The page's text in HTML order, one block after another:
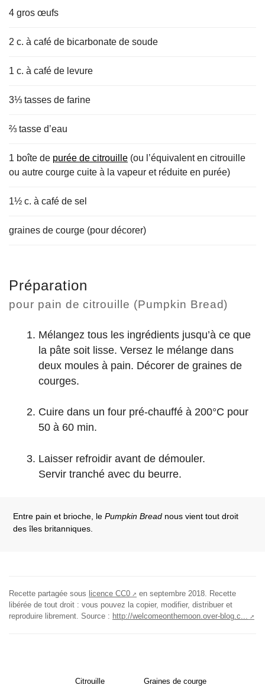
4 gros œufs
2 c. à café de bicarbonate de soude
1 c. à café de levure
3⅓ tasses de farine
⅔ tasse d’eau
1 boîte de purée de citrouille (ou l’équivalent en citrouille
ou autre courge cuite à la vapeur et réduite en purée)
1½ c. à café de sel
graines de courge (pour décorer)
Préparation
pour pain de citrouille (Pumpkin Bread)
Mélangez tous les ingrédients jusqu’à ce que
la pâte soit lisse. Versez le mélange dans
deux moules à pain. Décorer de graines de
courges.
Cuire dans un four pré-chauffé à 200°C pour
50 à 60 min.
Laisser refroidir avant de démouler.
Servir tranché avec du beurre.
Entre pain et brioche, le Pumpkin Breadnous vient tout droit
des îles britanniques.
Recette partagée sous licence CC0 en septembre 2018. Recette
libérée de tout droit : vous pouvez la copier, modifier, distribuer et
reproduire librement. Source : http://welcomeonthemoon.over-blog.c...
Citrouille Graines de courge